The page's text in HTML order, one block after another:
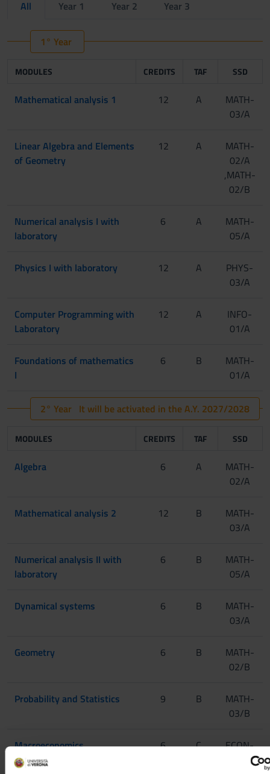
All Year 1 Year 2 Year 3
1° Year
MODULES CREDITS TAF SSD
Mathematical analysis 1 12 A
MATH-
03/A
Linear Algebra and Elements
of Geometry
12 A
MATH-
02/A
,MATH-
02/B
Numerical analysis I with
laboratory
6 A
MATH-
05/A
Physics I with laboratory 12 A
PHYS-
03/A
Computer Programming with
Laboratory
12 A
INFO-
01/A
Foundations of mathematics
I
6 B
MATH-
01/A
2° Year It will be activated in the A.Y. 2027/2028
MODULES CREDITS TAF SSD
Algebra 6 A
MATH-
02/A
Mathematical analysis 2 12 B
MATH-
03/A
Numerical analysis II with
laboratory
6 B
MATH-
05/A
Dynamical systems 6 B
MATH-
03/A
Geometry 6 B
MATH-
02/B
Probability and Statistics 9 B
MATH-
03/B
Macroeconomics 6 C
ECON-